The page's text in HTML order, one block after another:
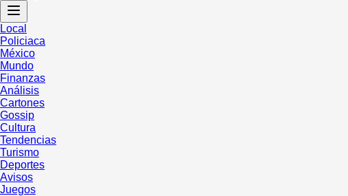
Local
Policiaca
México
Mundo
Finanzas
Análisis
Cartones
Gossip
Cultura
Tendencias
Turismo
Deportes
Avisos
Juegos